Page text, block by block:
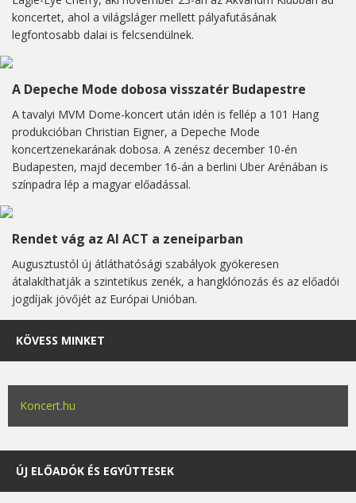
koncertet, ahol a világsláger mellett pályafutásának
legfontosabb dalai is felcsendülnek.
A Depeche Mode dobosa visszatér Budapestre
A tavalyi MVM Dome-koncert után idén is fellép a 101 Hang
produkcióban Christian Eigner, a Depeche Mode
koncertzenekarának dobosa. A zenész december 10-én
Budapesten, majd december 16-án a berlini Uber Arénában is
színpadra lép a magyar előadással.
Rendet vág az AI ACT a zeneiparban
Augusztustól új átláthatósági szabályok gyökeresen
átalakíthatják a szintetikus zenék, a hangklónozás és az előadói
jogdíjak jövőjét az Európai Unióban.
KÖVESS MINKET
Koncert.hu
ÚJ ELŐADÓK ÉS EGYÜTTESEK